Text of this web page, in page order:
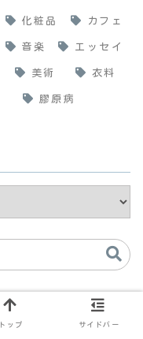
化粧品 カフェ
音楽 エッセイ
美術 衣料
膠原病
トップ サイドバー